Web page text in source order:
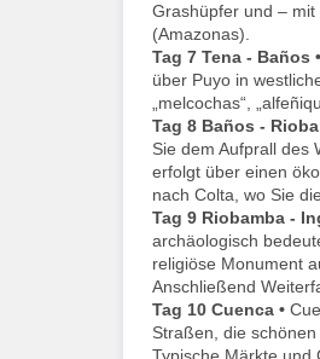
Grashüpfer und –
(Amazonas).
Tag 7 Tena - Baños •
über Puyo in
„melcochas“,
Tag 8 Baños -
Sie dem Aufprall des
erfolgt über einen
nach Colta, wo Sie
Tag 9 Riobamba -
archäologisch
religiöse Monument
Anschließend
Tag 10 Cuenca •
Straßen, die